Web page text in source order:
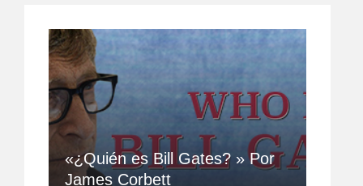
«¿Quién es Bill Gates? » Por
James Corbett